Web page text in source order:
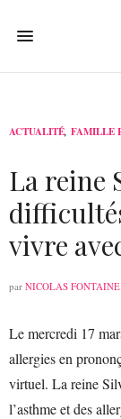
ACTUALITÉ, FAMILLE
La reine
vivre
par NICOLAS FONTAINE
Le mercredi 17
allergies en
virtuel. La reine
l’asthme et des